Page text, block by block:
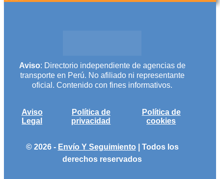
Aviso: Directorio independiente de agencias de
transporte en Perú. No afiliado ni representante
oficial. Contenido con fines informativos.
Aviso
Legal
Política de
privacidad
Política de
cookies
© 2026 - Envío Y Seguimiento | Todos los
derechos reservados